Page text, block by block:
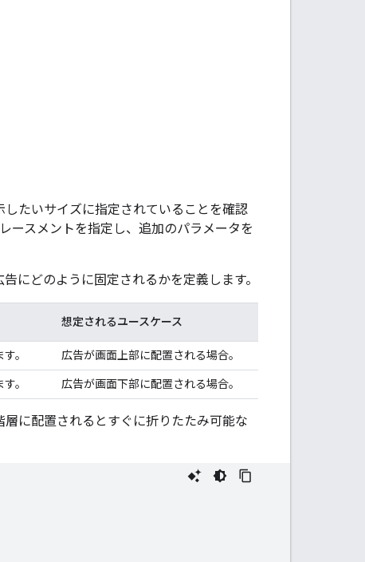
たいサイズに指定されていることを確認
ースメントを指定し、追加のパラメータを
にどのように固定されるかを定義します。
想定されるユースケース
。 広告が画面上部に配置される場合。
。 広告が画面下部に配置される場合。
に配置されるとすぐに折りたたみ可能な